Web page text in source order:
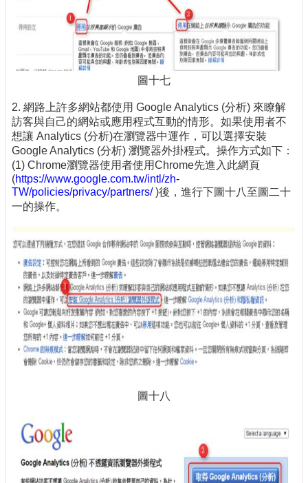
圖十七
2. 網路上許多網站都使用 Google Analytics (分析) 來瞭解
訪客與自己的網站或應用程式互動的情形。如果使用者不
想讓 Analytics (分析)在瀏覽器中運作，可以選擇安裝
Google Analytics (分析) 瀏覽器外掛程式。操作方式如下：
(1) Chrome瀏覽器使用者使用Chrome先進入此網頁
(https://www.google.com.tw/intl/zh-
TW/policies/privacy/partners/)後，進行下圖十八至圖二十
一的操作。
圖十八